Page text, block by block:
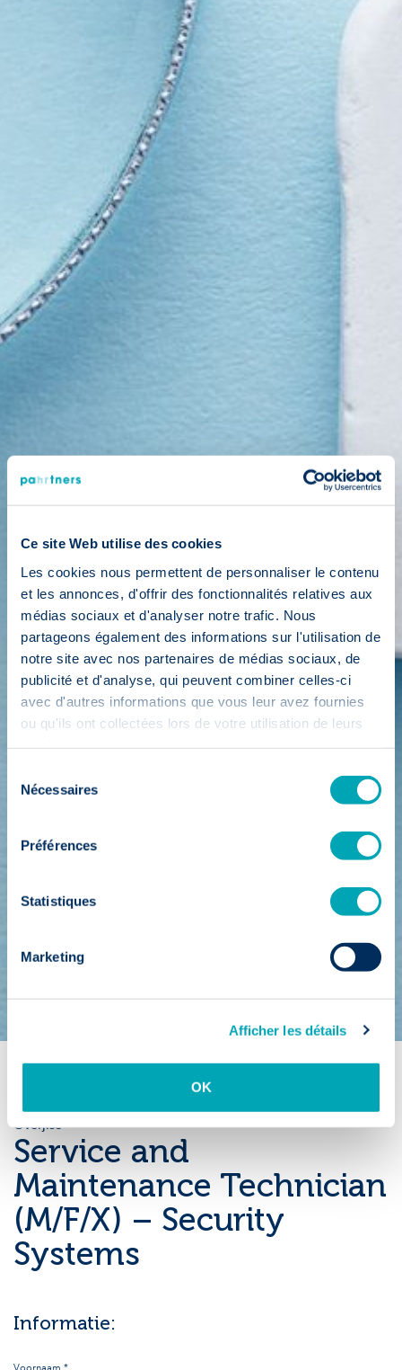
Ce site Web utilise des cookies
Les cookies nous permettent de personnaliser le contenu
et les annonces, d'offrir des fonctionnalités relatives aux
médias sociaux et d'analyser notre trafic. Nous
partageons également des informations sur l'utilisation de
notre site avec nos partenaires de médias sociaux, de
publicité et d'analyse, qui peuvent combiner celles-ci
avec d'autres informations que vous leur avez fournies
ou qu'ils ont collectées lors de votre utilisation de leurs
Nécessaires
Préférences
Statistiques
Marketing
Afficher les détails
OK
Overjise
Service and
Maintenance Technician
(M/F/X) – Security
Systems
Informatie: